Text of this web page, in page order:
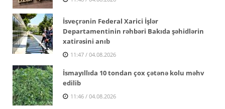
İsveçrənin Federal Xarici İşlər
Departamentinin rəhbəri Bakıda şəhidlərin
xatirəsini anıb
11:47 / 04.08.2026
İsmayıllıda 10 tondan çox çətənə kolu məhv
edilib
11:46 / 04.08.2026